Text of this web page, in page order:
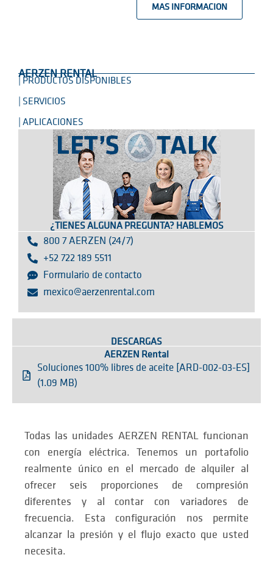
MAS INFORMACION
AERZEN RENTAL
| PRODUCTOS DISPONIBLES
| SERVICIOS
| APLICACIONES
¿TIENES ALGUNA PREGUNTA? HABLEMOS
800 7 AERZEN (24/7)
+52 722 189 5511
Formulario de contacto
mexico@aerzenrental.com
DESCARGAS
AERZEN Rental
Soluciones 100% libres de aceite [ARD-002-03-ES]
(1.09 MB)
Todas las unidades AERZEN RENTAL funcionan
con energía eléctrica. Tenemos un portafolio
realmente único en el mercado de alquiler al
ofrecer seis proporciones de compresión
diferentes y al contar con variadores de
frecuencia. Esta configuración nos permite
alcanzar la presión y el flujo exacto que usted
necesita.